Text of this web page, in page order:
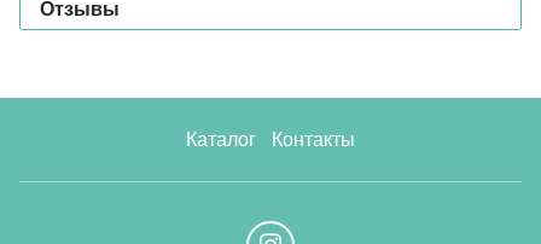
Отзывы
Каталог Контакты